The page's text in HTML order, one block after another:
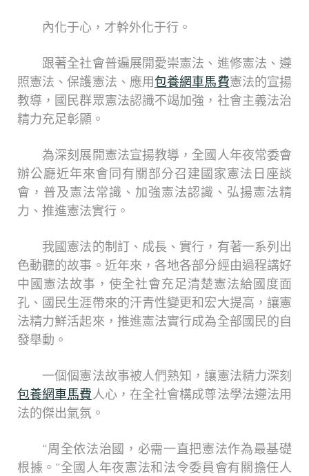
內化于心，才幹外化于行。
跟著全社會普遍展開愛崇憲法、進修憲法、遵
照憲法、保護憲法、應用包養網車馬費憲法的宣揚
教導，國民群眾憲法認識不竭加強，社會主義法治
精力充足彰顯。
為深刻展開憲法宣揚教導，全國人年夜常委會
辦公廳近年來會同有關部分召建國家憲法日座談
會，普及憲法常識、加強憲法認識、弘揚憲法精
力、推進憲法實行。
我國憲法的制訂、成長、實行，有著一系列出
色動聽的故事。近年來，各地各部分經由過程講好
中國憲法故事，使全社會充足清楚憲法給國度面
孔、國民生涯帶來的汗青性變更和宏大提高，讓憲
法精力鮮活起來，推進憲法實行成為全部國民的自
發舉動。
一個個憲法故事被人們熟知，讓憲法精力深刻
包養網車馬費人心，在全社會構成尊法學法遵法用
法的傑出氣氛。
“周全依法治國，必需一直把憲法作為最基礎
根據。”全國人年夜憲法和法令委員會有關擔任人